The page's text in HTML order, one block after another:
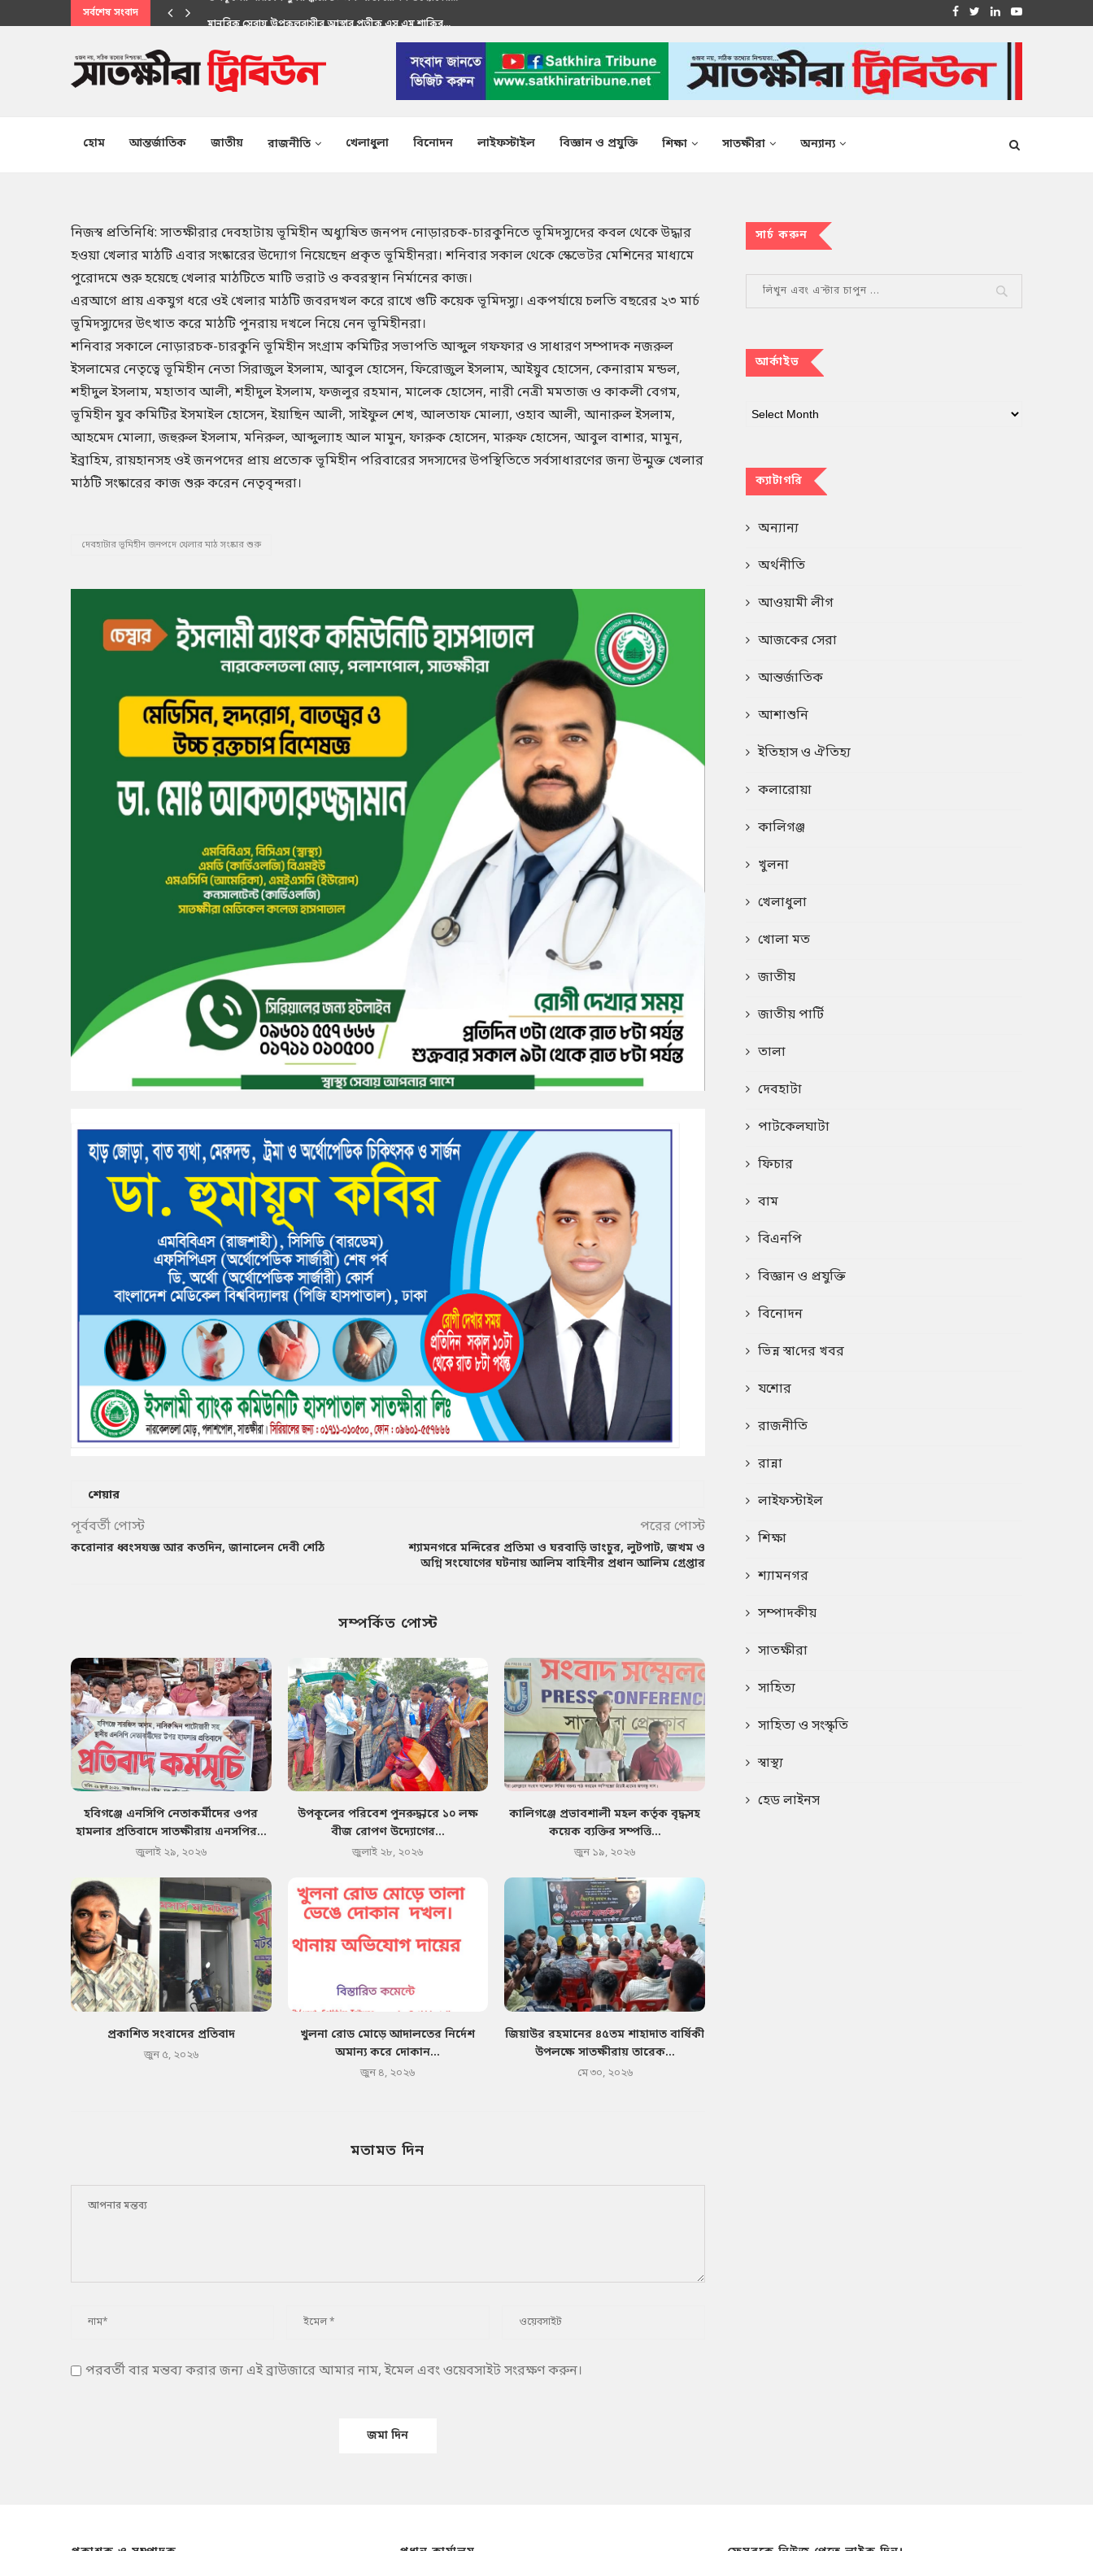
সর্বশেষ সংবাদ
হোম আন্তর্জাতিক জাতীয় রাজনীতি খেলাধুলা বিনোদন লাইফস্টাইল বিজ্ঞান ও প্রযুক্তি শিক্ষা সাতক্ষীরা অন্যান্য
নিজস্ব প্রতিনিধি: সাতক্ষীরার দেবহাটায় ভূমিহীন অধ্যুষিত জনপদ নোড়ারচক-চারকুনিতে ভূমিদস্যুদের কবল থেকে উদ্ধার
হওয়া খেলার মাঠটি এবার সংষ্কারের উদ্যোগ নিয়েছেন প্রকৃত ভূমিহীনরা। শনিবার সকাল থেকে স্কেভেটর মেশিনের মাধ্যমে
পুরোদমে শুরু হয়েছে খেলার মাঠটিতে মাটি ভরাট ও কবরস্থান নির্মানের কাজ।
এরআগে প্রায় একযুগ ধরে ওই খেলার মাঠটি জবরদখল করে রাখে গুটি কয়েক ভূমিদস্যু। একপর্যায়ে চলতি বছরের ২৩ মার্চ
ভূমিদস্যুদের উৎখাত করে মাঠটি পুনরায় দখলে নিয়ে নেন ভূমিহীনরা।
শনিবার সকালে নোড়ারচক-চারকুনি ভূমিহীন সংগ্রাম কমিটির সভাপতি আব্দুল গফফার ও সাধারণ সম্পাদক নজরুল
ইসলামের নেতৃত্বে ভূমিহীন নেতা সিরাজুল ইসলাম, আবুল হোসেন, ফিরোজুল ইসলাম, আইয়ুব হোসেন, কেনারাম মন্ডল,
শহীদুল ইসলাম, মহাতাব আলী, শহীদুল ইসলাম, ফজলুর রহমান, মালেক হোসেন, নারী নেত্রী মমতাজ ও কাকলী বেগম,
ভূমিহীন যুব কমিটির ইসমাইল হোসেন, ইয়াছিন আলী, সাইফুল শেখ, আলতাফ মোল্যা, ওহাব আলী, আনারুল ইসলাম,
আহমেদ মোল্যা, জহুরুল ইসলাম, মনিরুল, আব্দুল্যাহ আল মামুন, ফারুক হোসেন, মারুফ হোসেন, আবুল বাশার, মামুন,
ইব্রাহিম, রায়হানসহ ওই জনপদের প্রায় প্রত্যেক ভূমিহীন পরিবারের সদস্যদের উপস্থিতিতে সর্বসাধারণের জন্য উন্মুক্ত খেলার
মাঠটি সংষ্কারের কাজ শুরু করেন নেতৃবৃন্দরা।
দেবহাটার ভূমিহীন জনপদে খেলার মাঠ সংষ্কার শুরু
শেয়ার
পূর্ববর্তী পোস্ট
করোনার ধ্বংসযজ্ঞ আর কতদিন, জানালেন দেবী শেঠি
পরের পোস্ট
শ্যামনগরে মন্দিরের প্রতিমা ও ঘরবাড়ি ভাংচুর, লুটপাট, জখম ও
অগ্নি সংযোগের ঘটনায় আলিম বাহিনীর প্রধান আলিম গ্রেপ্তার
সম্পর্কিত পোস্ট
হবিগঞ্জে এনসিপি নেতাকর্মীদের ওপর
হামলার প্রতিবাদে সাতক্ষীরায় এনসপির...
জুলাই ২৯, ২০২৬
উপকূলের পরিবেশ পুনরুদ্ধারে ১০ লক্ষ
বীজ রোপণ উদ্যোগের...
জুলাই ২৮, ২০২৬
কালিগঞ্জে প্রভাবশালী মহল কর্তৃক বৃদ্ধসহ
কয়েক ব্যক্তির সম্পত্তি...
জুন ১৯, ২০২৬
প্রকাশিত সংবাদের প্রতিবাদ
জুন ৫, ২০২৬
খুলনা রোড মোড়ে আদালতের নির্দেশ
অমান্য করে দোকান...
জুন ৪, ২০২৬
জিয়াউর রহমানের ৪৫তম শাহাদাত বার্ষিকী
উপলক্ষে সাতক্ষীরায় তারেক...
মে ৩০, ২০২৬
মতামত দিন
পরবর্তী বার মন্তব্য করার জন্য এই ব্রাউজারে আমার নাম, ইমেল এবং ওয়েবসাইট সংরক্ষণ করুন।
সার্চ করুন
আর্কাইভ
ক্যাটাগরি
অন্যান্য
অর্থনীতি
আওয়ামী লীগ
আজকের সেরা
আন্তর্জাতিক
আশাশুনি
ইতিহাস ও ঐতিহ্য
কলারোয়া
কালিগঞ্জ
খুলনা
খেলাধুলা
খোলা মত
জাতীয়
জাতীয় পার্টি
তালা
দেবহাটা
পাটকেলঘাটা
ফিচার
বাম
বিএনপি
বিজ্ঞান ও প্রযুক্তি
বিনোদন
ভিন্ন স্বা‌দের খবর
যশোর
রাজনীতি
রান্না
লাইফস্টাইল
শিক্ষা
শ্যামনগর
সম্পাদকীয়
সাতক্ষীরা
সাহিত্য
সাহিত্য ও সংস্কৃতি
স্বাস্থ্য
হেড লাইনস